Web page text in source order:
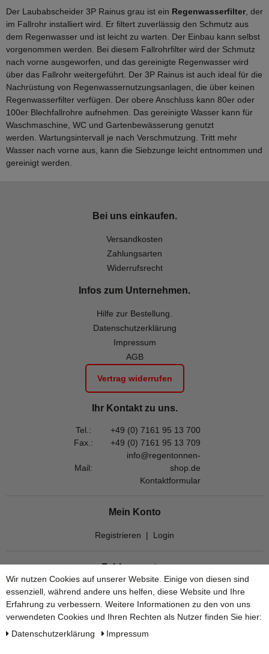
Der Laubabscheider 3P Rainus grau ist ein Regenwasserfilter, der
im Fallrohr installiert wird. Er filtert zuverlässig den Schmutz aus
dem Regenwasser und ist leicht zu warten. Der Einbau kann selbst
vorgenommen werden. Bei diesem Fallrohrfilter wird der Schmutz
nach vorne ausgeworfen, und das gereinigte Regenwasser wird
über das Fallrohr weitergeführt. Der 3P Rainus ist auch ideal für die
Nachrüstung von Regenwassernutzungsanlagen, die über keinen
Regenwasserfilter verfügen. Der obere Anschluss kann 80er oder
100er Blechfallrohre aufnehmen. Das gereinigte Wasser kann für
Waschmaschine, WC und Gartenbewässerung genutzt
werden. Wartungsintervall je nach Verschmutzung. Tritt mehr
Wasser nach vorne aus, kann die Siebzunge leicht entnommen und
gereinigt werden.
Bei uns einkaufen.
Versandkosten
Zahlungsarten
Widerrufsrecht
Infos zum Unternehmen.
Hilfe zur Bestellung.
Datenschutzerklärung
Impressum
AGB
Vertrag widerrufen
Ihr Kontakt zu uns.
Tel.:
+49 (0) 7161 95 13 700
Fax.:
+49 (0) 7161 95 13 709
Mail:
info@regentonnen-
shop.de
Kontaktformular
Mein Konto
Registrieren | Login
Zahlungsarten
Wir nutzen Cookies auf unserer Website. Einige von diesen sind
essenziell, während andere uns helfen, diese Website und Ihre
Erfahrung zu verbessern. Weitere Informationen zu den von uns
verwendeten Cookies und Ihren Rechten als Nutzer finden Sie hier:
Daten­schutz­erklärung
Impressum